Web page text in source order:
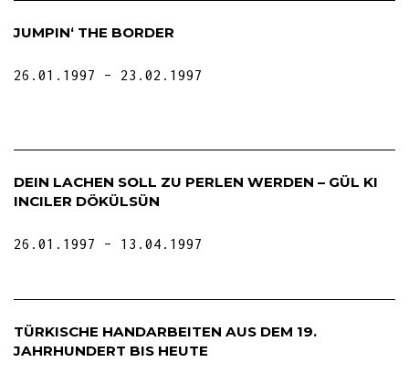
JUMPIN‘ THE BORDER
26.01.1997 23.02.1997
DEIN LACHEN SOLL ZU PERLEN WERDEN – GÜL KI
INCILER DÖKÜLSÜN
26.01.1997 13.04.1997
TÜRKISCHE HANDARBEITEN AUS DEM 19.
JAHRHUNDERT BIS HEUTE